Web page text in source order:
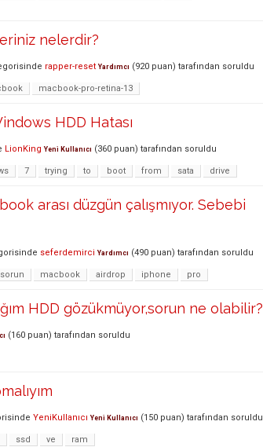
nelerdir?
rapper-reset Yardımcı (920 puan) tarafından soruldu
macbook-pro-retina-13
HDD Hatası
LionKing Yeni Kullanıcı (360 puan) tarafından soruldu
7 trying to boot from sata drive
arası düzgün çalışmıyor. Sebebi
seferdemirci Yardımcı (490 puan) tarafından soruldu
macbook airdrop iphone pro
HDD gözükmüyor,sorun ne olabilir?
(160 puan) tarafından soruldu
YeniKullanıcı Yeni Kullanıcı (150 puan) tarafından soruldu
ssd ve ram